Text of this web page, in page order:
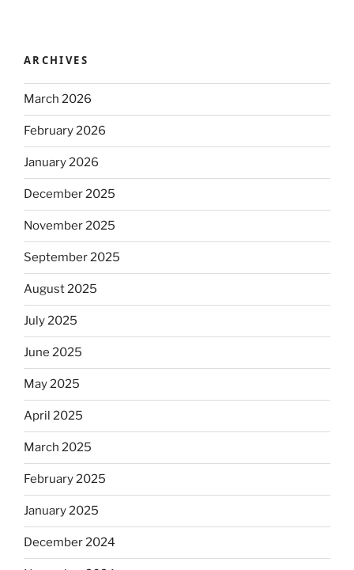
ARCHIVES
March 2026
February 2026
January 2026
December 2025
November 2025
September 2025
August 2025
July 2025
June 2025
May 2025
April 2025
March 2025
February 2025
January 2025
December 2024